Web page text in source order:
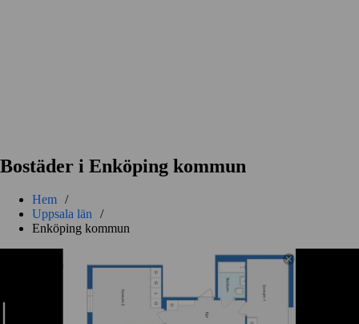
Bostäder i Enköping kommun
Hem /
Uppsala län /
Enköping kommun